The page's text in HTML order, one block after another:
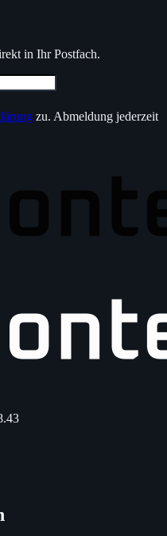
in Ihr Postfach.
zu. Abmeldung jederzeit